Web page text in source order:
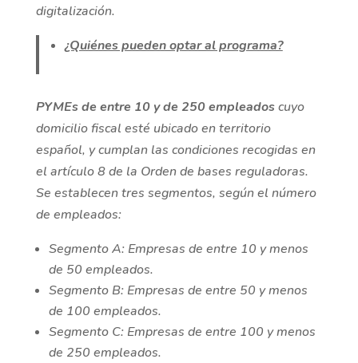
digitalización.
¿Quiénes pueden optar al programa?
PYMEs de entre 10 y de 250 empleadoscuyo
domicilio fiscal esté ubicado en territorio
español, y cumplan las condiciones recogidas en
el artículo 8 de la Orden de bases reguladoras.
Se establecen tres segmentos, según el número
de empleados:
Segmento A: Empresas de entre 10 y menos
de 50 empleados.
Segmento B: Empresas de entre 50 y menos
de 100 empleados.
Segmento C: Empresas de entre 100 y menos
de 250 empleados.